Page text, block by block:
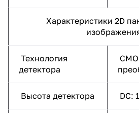
Характеристики 2D
Технология
детектора
Высота детектора DC: